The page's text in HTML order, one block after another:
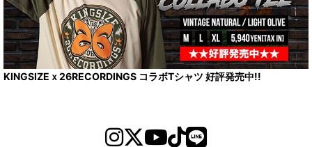
KINGSIZEｘ26RECORDINGS コラボTシャツ 好評発売中!!